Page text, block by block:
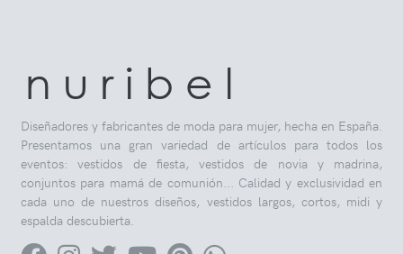
n u r i b e l
Diseñadores y fabricantes de moda para mujer, hecha en España.
Presentamos una gran variedad de artículos para todos los
eventos: vestidos de fiesta, vestidos de novia y madrina,
conjuntos para mamá de comunión... Calidad y exclusividad en
cada uno de nuestros diseños, vestidos largos, cortos, midi y
espalda descubierta.